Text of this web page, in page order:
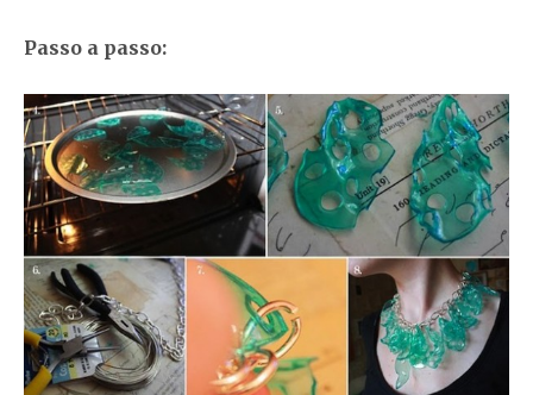
Passo a passo: